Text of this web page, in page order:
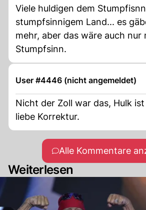
Viele huldigen dem
stumpfsinnigem Land... es
mehr, aber das wäre auch nur
Stumpfsinn.
User #4446 (nicht angemeldet)
Nicht der Zoll war das, Hulk
liebe Korrektur.
Alle Kommentare
Weiterlesen